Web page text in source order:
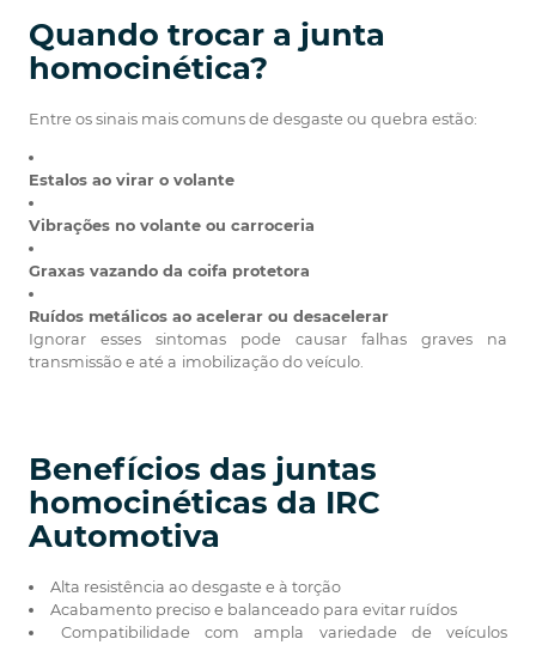
Quando trocar a junta
homocinética?
Entre os sinais mais comuns de desgaste ou quebra estão:
Estalos ao virar o volante
Vibrações no volante ou carroceria
Graxas vazando da coifa protetora
Ruídos metálicos ao acelerar ou desacelerar
Ignorar esses sintomas pode causar falhas graves na
transmissão e até a imobilização do veículo.
Benefícios das juntas
homocinéticas da IRC
Automotiva
Alta resistência ao desgaste e à torção
Acabamento preciso e balanceado para evitar ruídos
Compatibilidade com ampla variedade de veículos